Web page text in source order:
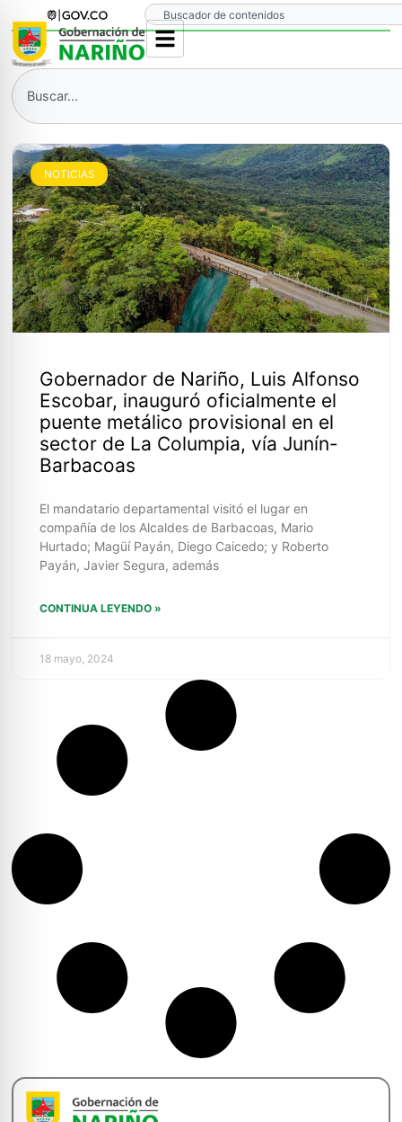
contenido
Search
Search
NOTICIAS
Gobernador de Nariño, Luis Alfonso
Escobar, inauguró oficialmente el
puente metálico provisional en el
sector de La Columpia, vía Junín-
Barbacoas
El mandatario departamental visitó el lugar en
compañía de los Alcaldes de Barbacoas, Mario
Hurtado; Magüí Payán, Diego Caicedo; y Roberto
Payán, Javier Segura, además
CONTINUA LEYENDO »
18 mayo, 2024